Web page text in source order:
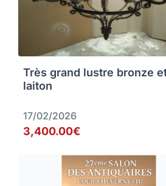
Très grand lustre bronze
laiton
17/02/2026
3,400.00€